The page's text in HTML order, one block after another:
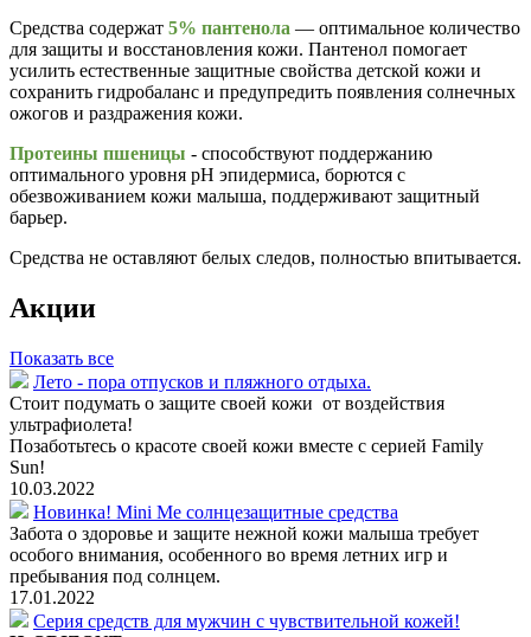
Средства содержат 5% пантенола — оптимальное количество
для защиты и восстановления кожи. Пантенол помогает
усилить естественные защитные свойства детской кожи и
сохранить гидробаланс и предупредить появления солнечных
ожогов и раздражения кожи.
Протеины пшеницы - способствуют поддержанию
оптимального уровня pН эпидермиса, борются с
обезвоживанием кожи малыша, поддерживают защитный
барьер.
Средства не оставляют белых следов, полностью впитывается.
Акции
Показать все
Лето - пора отпусков и пляжного отдыха.
Стоит подумать о защите своей кожи от воздействия
ультрафиолета!
Позаботьтесь о красоте своей кожи вместе с серией Family
Sun!
10.03.2022
Новинка! Mini Me солнцезащитные средства
Забота о здоровье и защите нежной кожи малыша требует
особого внимания, особенного во время летних игр и
пребывания под солнцем.
17.01.2022
Серия средств для мужчин с чувствительной кожей!